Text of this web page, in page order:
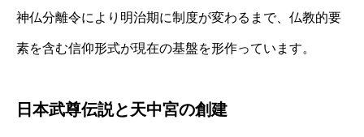
神仏分離令により明治期に制度が変わるまで、仏教的要
素を含む信仰形式が現在の基盤を形作っています。
日本武尊伝説と天中宮の創建